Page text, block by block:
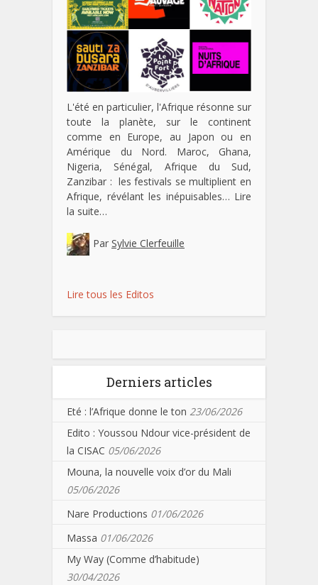
L'été en particulier, l'Afrique résonne sur
toute la planète, sur le continent
comme en Europe, au Japon ou en
Amérique du Nord. Maroc, Ghana,
Nigeria, Sénégal, Afrique du Sud,
Zanzibar : les festivals se multiplient en
Afrique, révélant les inépuisables… Lire
la suite…
Par Sylvie Clerfeuille
Lire tous les Editos
Derniers articles
Eté : l’Afrique donne le ton 23/06/2026
Edito : Youssou Ndour vice-président de
la CISAC 05/06/2026
Mouna, la nouvelle voix d’or du Mali
05/06/2026
Nare Productions 01/06/2026
Massa 01/06/2026
My Way (Comme d’habitude)
30/04/2026